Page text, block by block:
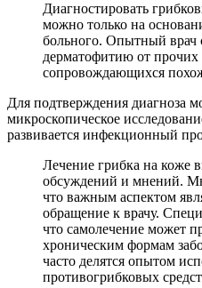
Диагностировать
можно только на
больного. Опытный врач
дерматофитию от прочих
сопровождающихся
Для подтверждения диагноза
микроскопическое
развивается инфекционный
Лечение грибка на коже
обсуждений и мнений.
что важным аспектом
обращение к врачу.
что самолечение может
хроническим формам
часто делятся опытом
противогрибковых